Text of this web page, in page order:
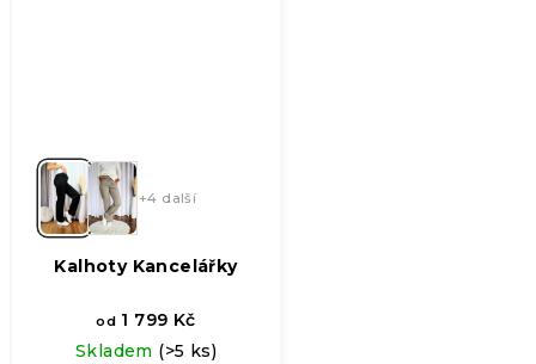
+4 další
Kalhoty Kancelářky
od 1 799 Kč
Skladem (>5 ks)